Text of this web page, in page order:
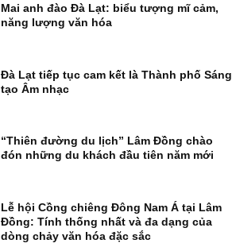
Mai anh đào Đà Lạt: biểu tượng mĩ cảm,
năng lượng văn hóa
Đà Lạt tiếp tục cam kết là Thành phố Sáng
tạo Âm nhạc
“Thiên đường du lịch” Lâm Đồng chào
đón những du khách đầu tiên năm mới
Lễ hội Cồng chiêng Đông Nam Á tại Lâm
Đồng: Tính thống nhất và đa dạng của
dòng chảy văn hóa đặc sắc